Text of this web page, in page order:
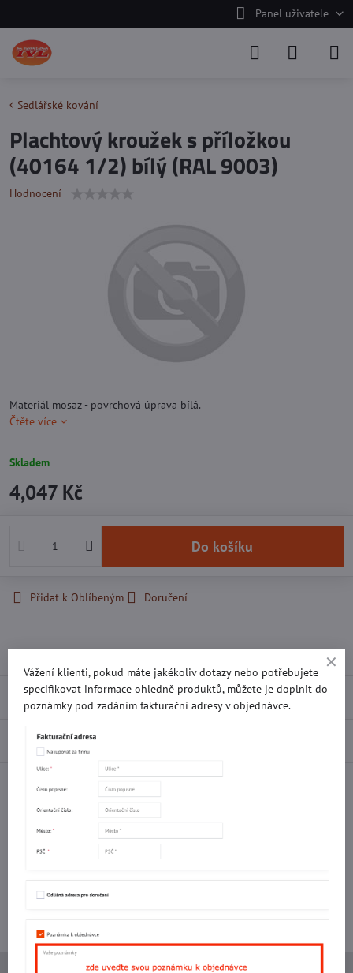
Panel uživatele
Sedlářské kování
Plachtový kroužek s příložkou
(40164 1/2) bílý (RAL 9003)
Hodnocení
Materiál mosaz - povrchová úprava bílá.
Čtěte více
Skladem
4,047 Kč
Do košíku
Přidat k Oblíbeným Doručení
Recenze 0
Diskuse 0
FacebookTwitterBlueskyPinterest
Potřebujete poradit s objednávkou?
Vážení klienti, pokud máte jakékoliv dotazy nebo potřebujete
specifikovat informace ohledně produktů, můžete je doplnit do
poznámky pod zadáním fakturační adresy v objednávce.